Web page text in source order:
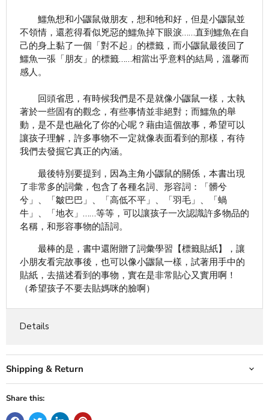
鱷魚想和小鼴鼠做朋友，想和牠和好，但是小鼴鼠並
不領情，還惹得看似兇惡的鱷魚掉下眼淚……直到鱷魚在自
己的身上黏了一個「對不起」的標籤，而小鼴鼠最後回了
鱷魚一張「朋友」的標籤……相當出乎意料的結局，溫馨而
感人。
回頭省思，有時候我們是不是就像小鼴鼠一樣，太執
著於一些固有的觀念，有些事情並非絕對；而鱷魚的舉
動，是不是也融化了你的心呢？藉由這個故事，希望可以
讓孩子理解，許多事物不一定就像表面看到的那樣，有待
我們去發掘它真正的內涵。
最後特別要提到，因為主角小鼴鼠的關係，本書出現
了非常多的詞彙，包含了各種名詞、形容詞：「髒兮
兮」、「皺巴巴」、「高低不平」、「羽毛」、「蝸
牛」、「地衣」……等等，可以讓孩子一次認識許多物品的
名稱，和形容事物的語詞。
最棒的是，書中還附贈了詞彙學習【標籤貼紙】，讓
小朋友看完故事後，也可以像小鼴鼠一樣，試著用手中的
貼紙，去描述看到的事物，實在是非常貼心又實用啊！
（希望孩子不要去貼媽咪的臉啊）
Details
Shipping & Return
Share this: